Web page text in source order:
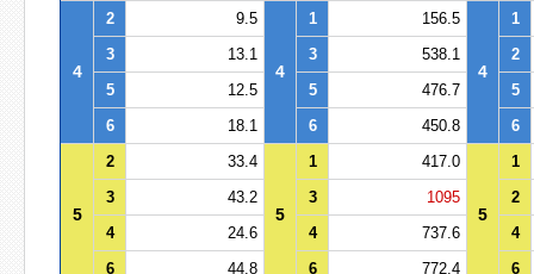
4
2 9.5
4
1 156.5
4
1
3
13.1 3 538.1
2
5
12.5 5 476.7
5
6
18.1 6 450.8 6
5
2 33.4
5
1 417.0
5
1
3
43.2 3 1095
2
4
24.6 4 737.6
4
6
44.8 6 772.4 6